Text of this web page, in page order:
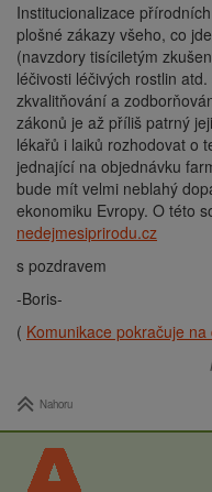
Institucionalizace
plošné zákazy všeho, co
(navzdory tisíciletým
léčivosti léčivých rostlin
zkvalitňování a
zákonů je až příliš patrný
lékařů i laiků rozhodovat o
jednající na objednávku
bude mít velmi neblahý
ekonomiku Evropy. O této
nedejmesiprirodu.cz
s pozdravem
-Boris-
( Komunikace pokračuje
Nahoru